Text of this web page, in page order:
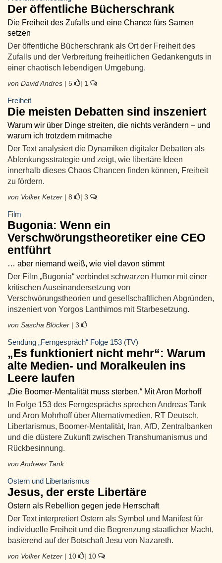
Der öffentliche Bücherschrank
Die Freiheit des Zufalls und eine Chance fürs Samen
setzen
Der öffentliche Bücherschrank als Ort der Freiheit des
Zufalls und der Verbreitung freiheitlichen Gedankenguts in
einer chaotisch lebendigen Umgebung.
von David Andres | 5 | 1
Freiheit
Die meisten Debatten sind inszeniert
Warum wir über Dinge streiten, die nichts verändern – und
warum ich trotzdem mitmache
Der Text analysiert die Dynamiken digitaler Debatten als
Ablenkungsstrategie und zeigt, wie libertäre Ideen
innerhalb dieses Chaos Chancen finden können, Freiheit
zu fördern.
von Volker Ketzer | 8 | 3
Film
Bugonia: Wenn ein
Verschwörungstheoretiker eine CEO
entführt
… aber niemand weiß, wie viel davon stimmt
Der Film „Bugonia“ verbindet schwarzen Humor mit einer
kritischen Auseinandersetzung von
Verschwörungstheorien und gesellschaftlichen Abgründen,
inszeniert von Yorgos Lanthimos mit Starbesetzung.
von Sascha Blöcker | 3
Sendung „Ferngespräch“ Folge 153 (TV)
„Es funktioniert nicht mehr“: Warum
alte Medien- und Moralkeulen ins
Leere laufen
„Die Boomer-Mentalität muss sterben.“ Mit Aron Morhoff
In Folge 153 des Ferngesprächs sprechen Andreas Tank
und Aron Mohrhoff über Alternativmedien, RT Deutsch,
Libertarismus, Boomer-Mentalität, Iran, AfD, Zentralbanken
und die düstere Zukunft zwischen Transhumanismus und
Rückbesinnung.
von Andreas Tank
Ostern und Libertarismus
Jesus, der erste Libertäre
Ostern als Rebellion gegen jede Herrschaft
Der Text interpretiert Ostern als Symbol und Manifest für
individuelle Freiheit und die Begrenzung staatlicher Macht,
basierend auf der Botschaft Jesu von Nazareth.
von Volker Ketzer | 10 | 10